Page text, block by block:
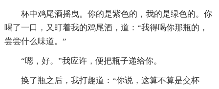
杯中鸡尾酒摇曳。你的是紫色的，我的是绿色的。你
喝了一口，又盯着我的鸡尾酒，道：“我得喝你那瓶的，
尝尝什么味道。”
“嗯，好。”我应许，便把瓶子递给你。
换了瓶之后，我打趣道：“你说，这算不算是交杯